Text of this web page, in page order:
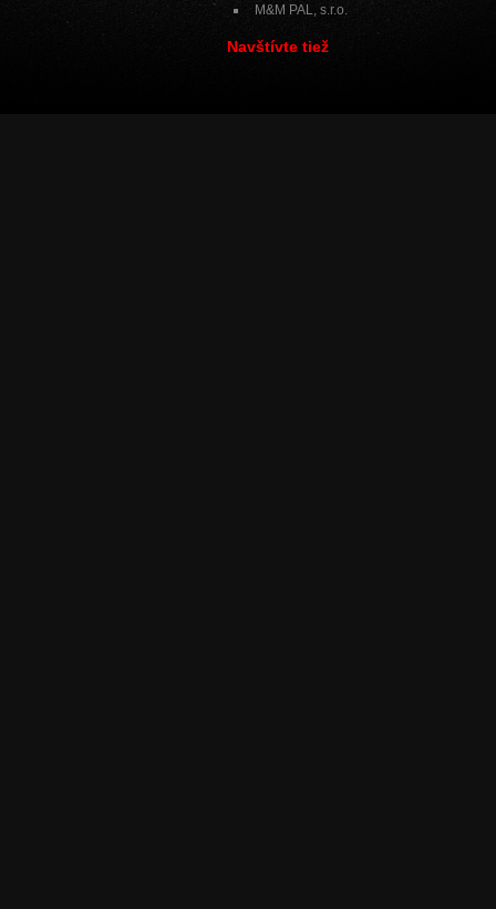
M&M PAL, s.r.o.
Navštívte tiež